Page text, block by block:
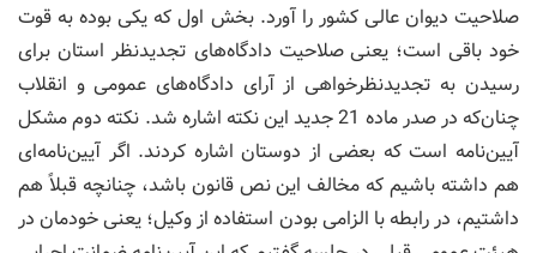
صلاحیت دیوان عالی کشور را آورد. بخش اول که یکی بوده به قوت
خود باقی است؛ یعنی صلاحیت دادگاه‌های تجدیدنظر استان برای
رسیدن به تجدیدنظرخواهی از آرای دادگاه‌های عمومی و انقلاب
چنان‌که در صدر ماده 21 جدید این نکته اشاره شد. نکته دوم مشکل
آیین‌نامه است که بعضی از دوستان اشاره کردند. اگر آیین‌نامه‌ای
هم داشته باشیم که مخالف این نص قانون باشد، چنانچه قبلاً هم
داشتیم، در رابطه با الزامی بودن استفاده از وکیل؛ یعنی خودمان در